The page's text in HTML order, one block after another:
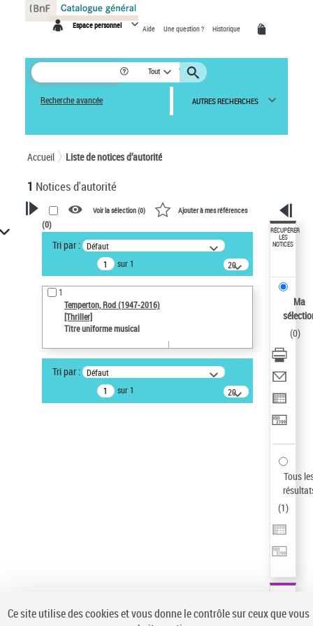
Espace personnel Aide Une question ? Historique
Tout
Recherche avancée AUTRES RECHERCHES
Accueil Liste de notices d’autorité
1 Notices d'autorité
VOTRE RECHERCHE
Recherche avancée dans les
notices d’autorité
Œuvres liées à l'auteur :
Temperton, Rod (1947-2016)
Type de notice d'autorité
Voir la sélection (0) Ajouter à mes références
(0)
Tri par : Défaut
sur 1
20
résultats/page
1
Temperton, Rod (1947-2016)
[Thriller]
Titre uniforme musical
Tri par : Défaut
sur 1
20
résultats/page
RÉCUPÉRER
LES
NOTICES
Ma
(0)
Tous
(1)
Panneau de gestion des cookies
Ce site utilise des cookies et vous donne le contrôle sur ceux que vous